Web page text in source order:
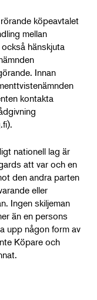
köpeavtalet
mellan
hänskjuta
Innan
kontakta
nationell lag är
att var och en
den andra parten
eller
Ingen skiljeman
än en persons
upp någon form av
Köpare och